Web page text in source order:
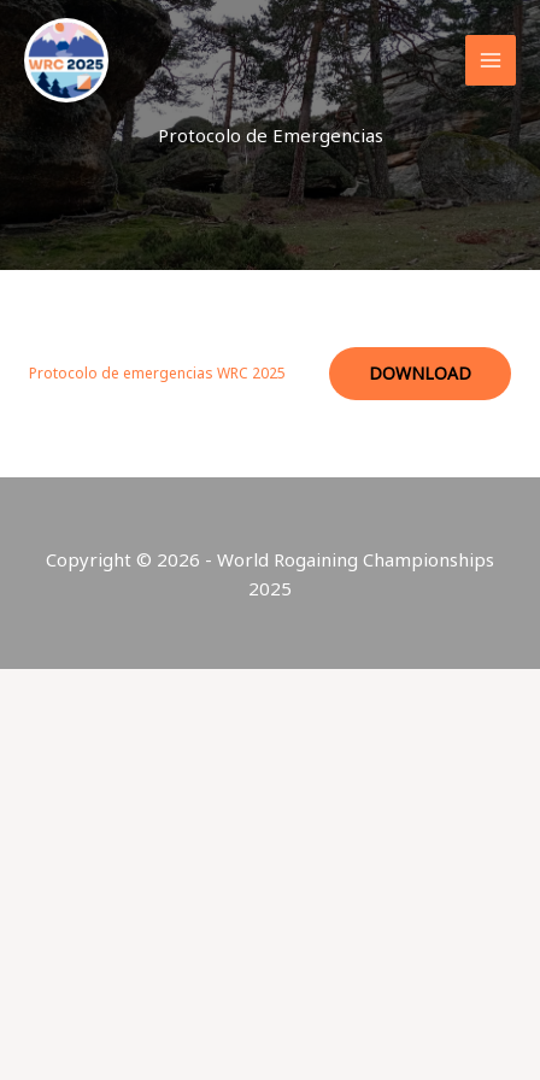
Ir
contenido
Protocolo de Emergencias
Protocolo de emergencias WRC 2025 DOWNLOAD
Copyright © 2026 - World Rogaining Championships
2025